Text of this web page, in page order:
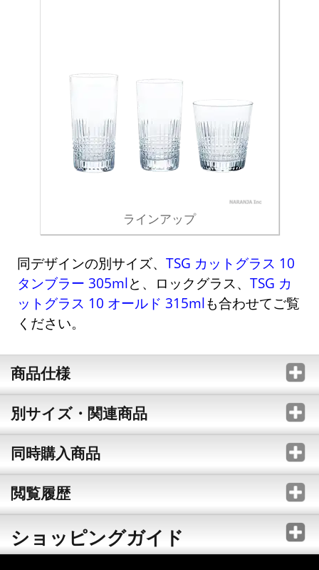
ラインアップ
同デザインの別サイズ、TSG カットグラス 10
タンブラー 305mlと、ロックグラス、TSG カ
ットグラス 10 オールド 315mlも合わせてご覧
ください。
商品仕様
別サイズ・関連商品
同時購入商品
閲覧履歴
ショッピングガイド